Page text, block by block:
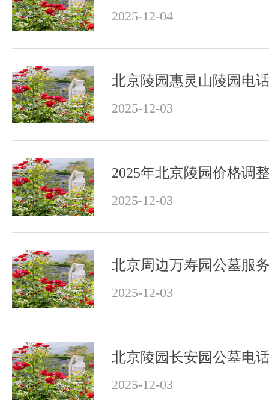
2025-12-04
2025-12-03
2025-12-03
2025-12-03
2025-12-03